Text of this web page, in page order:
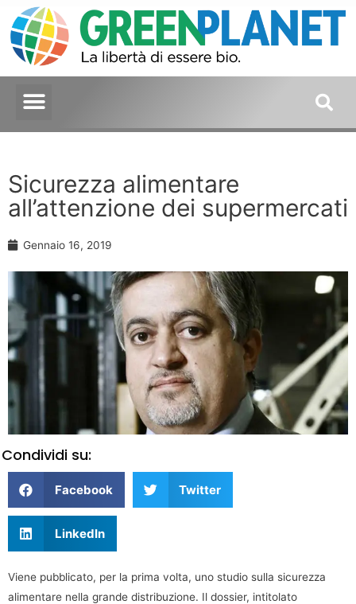
Sicurezza alimentare
all’attenzione dei supermercati
Gennaio 16, 2019
Condividi su:
Facebook Twitter
LinkedIn
Viene pubblicato, per la prima volta, uno studio sulla sicurezza
alimentare nella grande distribuzione. Il dossier, intitolato